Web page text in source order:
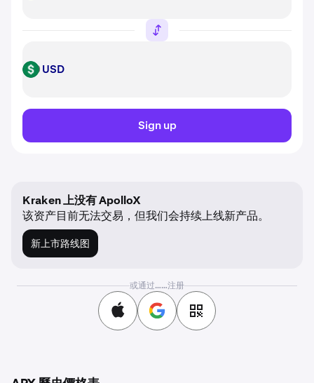
USD USD
Sign up
Kraken 上没有 ApolloX
该资产目前无法交易，但我们会持续上线新产品。
新上市路线图
或通过……注册